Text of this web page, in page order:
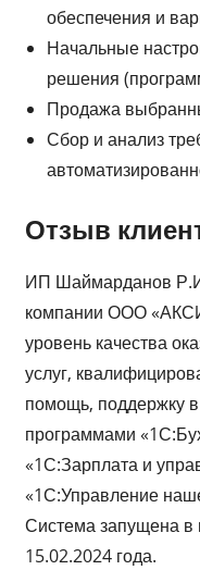
обеспечения и
Начальные
решения
Продажа
Сбор и анализ
Отзыв
ИП Шаймарданов
компании ООО
уровень качества
услуг,
помощь, поддержку
программами
«1С:Зарплата и
«1С:Управление
Система запущена
15.02.2024 года.